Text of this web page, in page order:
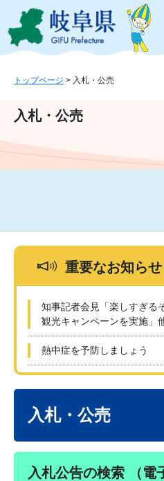
ジ
ュ
文
このページ
トップページ > 入札・公売
入札・公売
重要なお知らせ
知事記者会見「楽しすぎる
観光キャンペーンを実施」
熱中症を予防しましょう
入札・公売
入札公告の検索 （電